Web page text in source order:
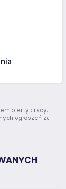
oferty pracy.
ogłoszeń za